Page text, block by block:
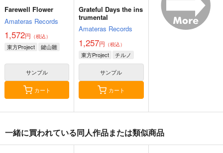
東方剛欲異聞～水没し
た沈愁地獄
黄昏フロンティア
東方紅魔郷～
the Embodiment of
Scarlet Devil～
上海アリス幻樂団
Clutch Shooter #05
Farewell Flower
Amateras Records
1,572円 （税込）
東方Project 鍵山雛
サンプル
カート
Grateful Days the ins
trumental
Amateras Records
1,257円 （税込）
東方Project チルノ
サンプル
カート
一緒に買われている同人作品または類似商品